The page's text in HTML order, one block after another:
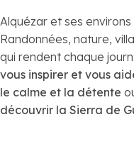
Alquézar et ses
Randonnées, nature,
qui rendent chaque
vous inspirer et vous
le calme et la détente
découvrir la Sierra de
Art rupestre de la
Alquézar médiéval :